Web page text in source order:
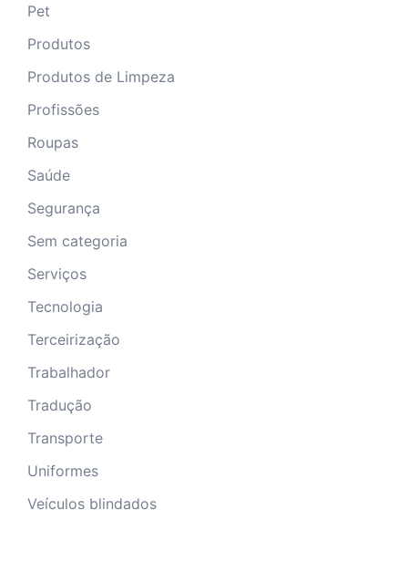
Pet
Produtos
Produtos de Limpeza
Profissões
Roupas
Saúde
Segurança
Sem categoria
Serviços
Tecnologia
Terceirização
Trabalhador
Tradução
Transporte
Uniformes
Veículos blindados